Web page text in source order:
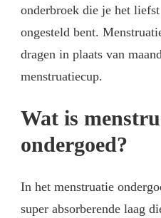
onderbroek die je het
ongesteld bent.
dragen in plaats van
menstruatiecup.
Wat is
ondergoed?
In het menstruatie
super absorberende laag